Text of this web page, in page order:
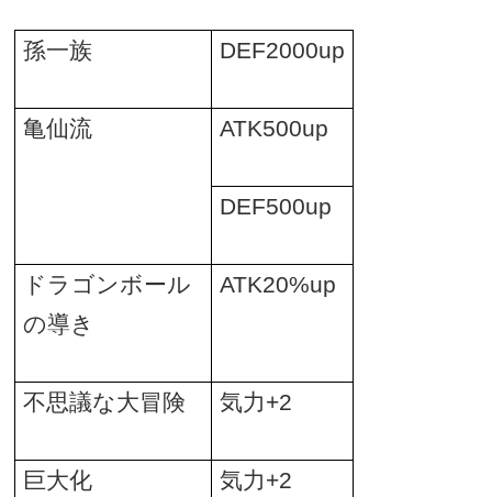
孫一族 DEF2000up
亀仙流 ATK500up
DEF500up
ドラゴンボール
の導き
ATK20%up
不思議な大冒険 気力+2
巨大化 気力+2